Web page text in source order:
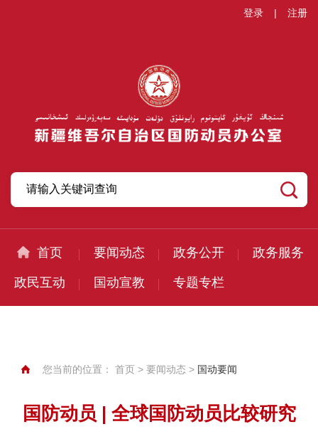
登录 | 注册
首页 要闻动态 政务公开 政务服务
政民互动 国动宣教 专题专栏
您当前的位置： 首页 > 要闻动态 > 国动要闻
国防动员 | 全球国防动员比较研究